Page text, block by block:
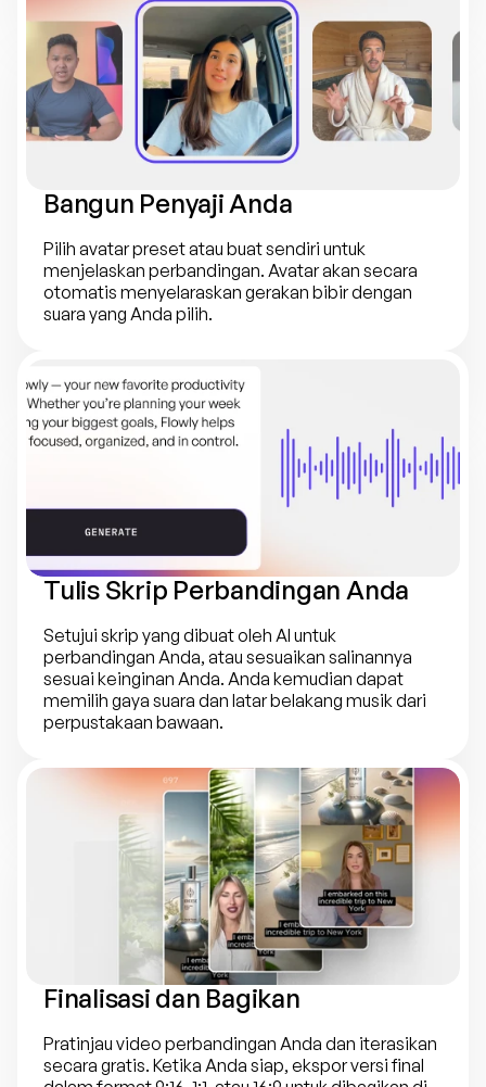
Bangun Penyaji Anda
Pilih avatar preset atau buat sendiri untuk
menjelaskan perbandingan. Avatar akan secara
otomatis menyelaraskan gerakan bibir dengan
suara yang Anda pilih.
Tulis Skrip Perbandingan Anda
Setujui skrip yang dibuat oleh AI untuk
perbandingan Anda, atau sesuaikan salinannya
sesuai keinginan Anda. Anda kemudian dapat
memilih gaya suara dan latar belakang musik dari
perpustakaan bawaan.
Finalisasi dan Bagikan
Pratinjau video perbandingan Anda dan iterasikan
secara gratis. Ketika Anda siap, ekspor versi final